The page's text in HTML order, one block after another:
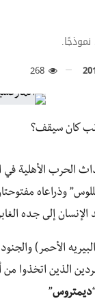
نموذجًا.
كان سيقف؟
الحرب الأهلية في
وذراعاه
إلى جده
الأحمر)
الذين اتخذوا من
ديمتروس”